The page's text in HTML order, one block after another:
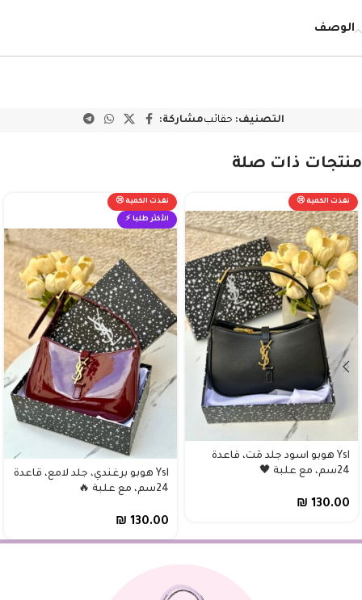
الوصف
التصنيف: حقائبمشاركة:
منتجات ذات صلة
نفذت الكمية 😢
Ysl هوبو اسود جلد مَت، قاعدة
24سم، مع علبة 🖤
₪ 130.00
نفذت الكمية 😢
الأكثر طلبا ⚡
Ysl هوبو برغندي، جلد لامع، قاعدة
24سم، مع علبة 🔥
₪ 130.00